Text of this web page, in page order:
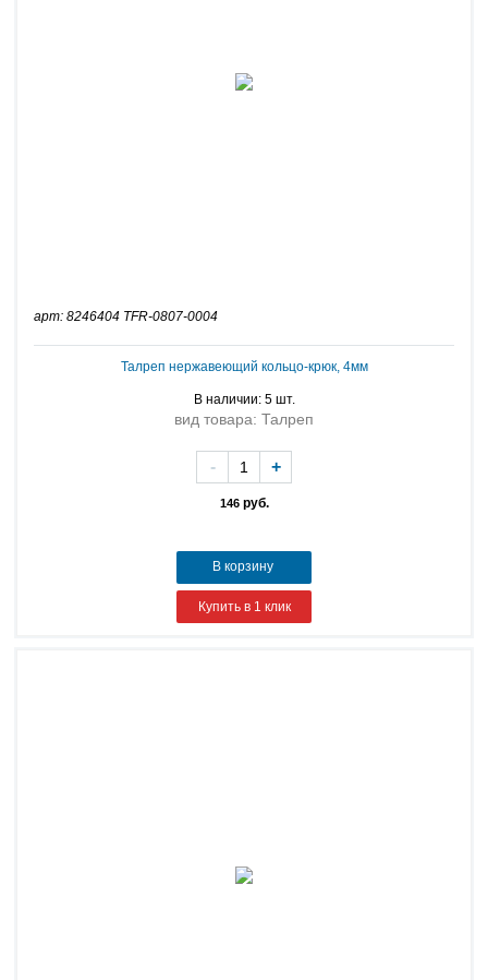
арт: 8246404 TFR-0807-0004
Талреп нержавеющий кольцо-крюк, 4мм
В наличии: 5 шт.
вид товара: Талреп
146руб.
- +
В корзину
Купить в 1 клик